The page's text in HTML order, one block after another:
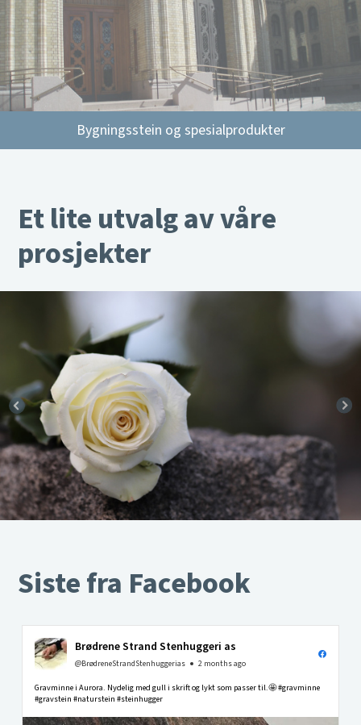
Bygningsstein og spesialprodukter
Et lite utvalg av våre
prosjekter
Siste fra Facebook
Brødrene Strand Stenhuggeri as
@BrødreneStrandStenhuggerias 2 months ago
Gravminne i Aurora. Nydelig med gull i skrift og lykt som passer til.🤩 #gravminne
#gravstein #naturstein #steinhugger